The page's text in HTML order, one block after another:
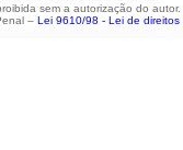
sem a autorização do autor.
– Lei 9610/98 - Lei de direitos